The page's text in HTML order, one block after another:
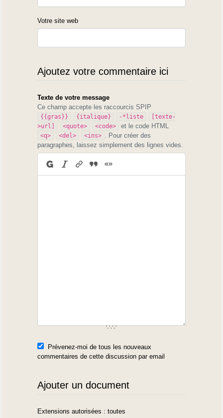
Votre site web
Ajoutez votre commentaire ici
Texte de votre message
Ce champ accepte les raccourcis SPIP
{{gras}} {italique} -*liste
[texte-
>url]
<quote> <code> et le code HTML
<q> <del> <ins>
. Pour créer des
paragraphes, laissez simplement des lignes vides.
Prévenez-moi de tous les nouveaux
commentaires de cette discussion par email
Ajouter un document
Extensions autorisées : toutes